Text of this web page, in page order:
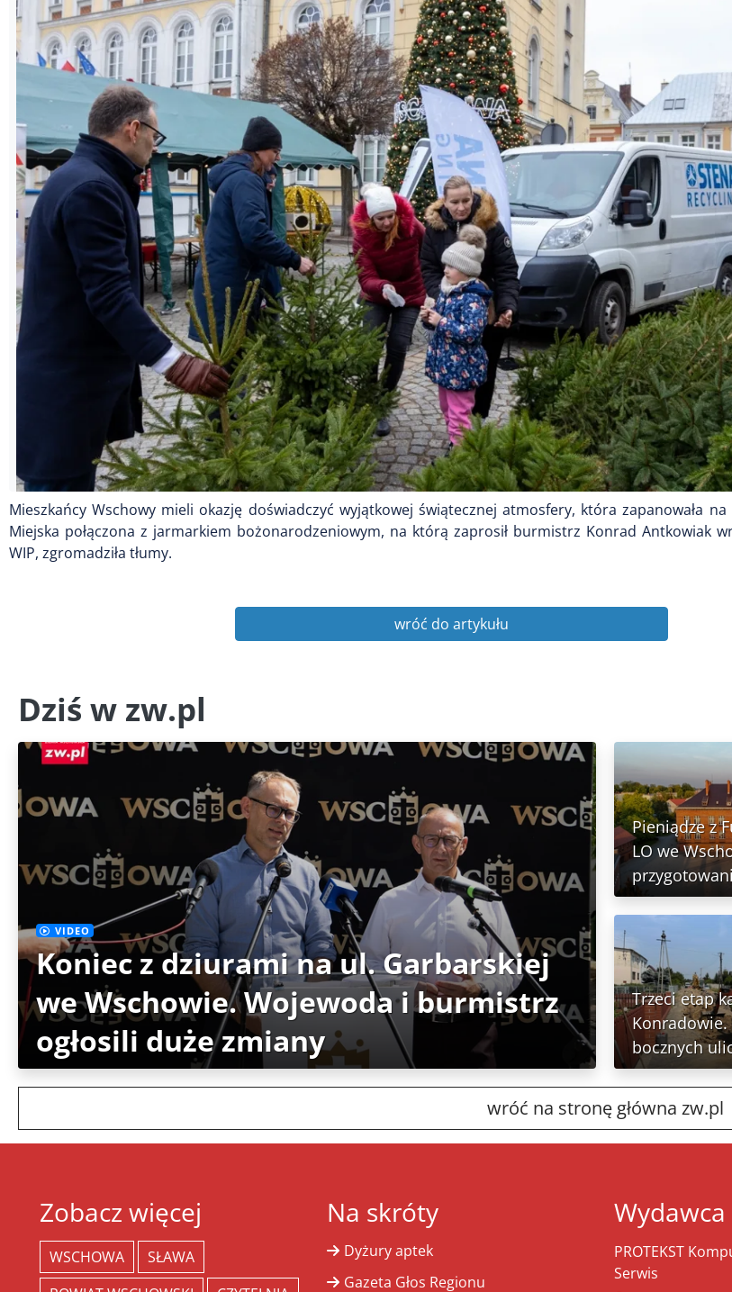
Mieszkańcy Wschowy mieli okazję doświadczyć wyjątkowej świątecznej atmosfery, która zapanowała
Miejska połączona z jarmarkiem bożonarodzeniowym, na którą zaprosił burmistrz Konrad Antkowiak
WIP, zgromadziła tłumy.
wróć do artykułu
Dziś w zw.pl
VIDEO
Koniec z dziurami na ul. Garbarskiej
we Wschowie. Wojewoda i burmistrz
ogłosili duże zmiany
Pieniądze z
LO we
Trzeci etap
bocznych
wróć na stronę główna zw.pl
Zobacz więcej
WSCHOWA
SŁAWA
Na skróty
Dyżury aptek
Gazeta Głos Regionu
Wydawca
PROTEKST
Serwis